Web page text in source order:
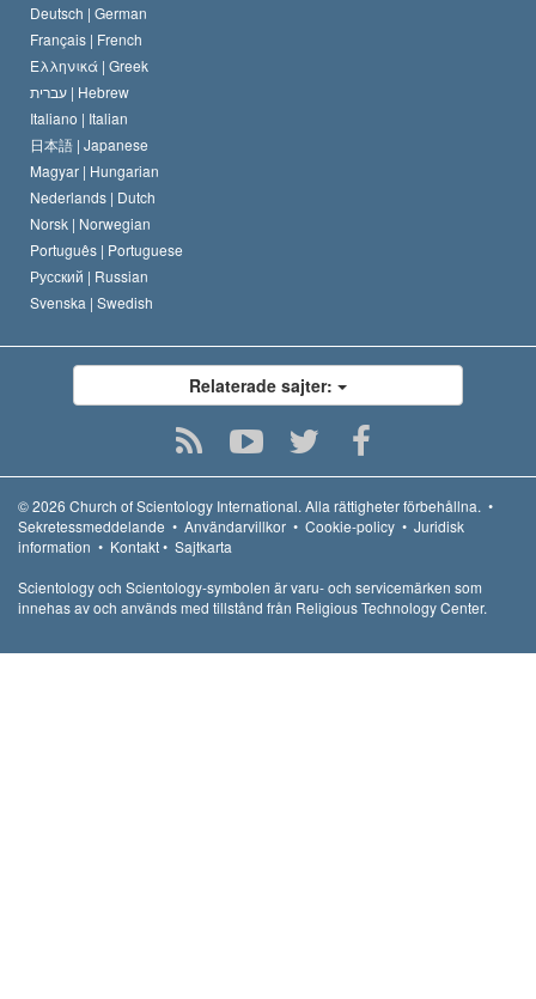
Deutsch | German
Français | French
Ελληνικά | Greek
עברית | Hebrew
Italiano | Italian
日本語 | Japanese
Magyar | Hungarian
Nederlands | Dutch
Norsk | Norwegian
Português | Portuguese
Русский | Russian
Svenska | Swedish
Relaterade sajter:
© 2026 Church of Scientology International. Alla rättigheter förbehållna. •
Sekretessmeddelande • Användarvillkor • Cookie-policy • Juridisk
information • Kontakt• Sajtkarta
Scientology och Scientology-symbolen är varu- och servicemärken som
innehas av och används med tillstånd från Religious Technology Center.